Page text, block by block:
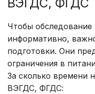
Чтобы
информативно,
подготовки. Они
ограничения в
За сколько времени
ВЭГДС, ФГДС: